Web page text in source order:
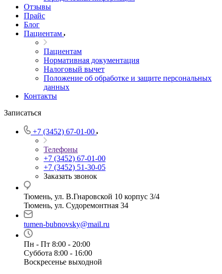
Отзывы
Прайс
Блог
Пациентам
Пациентам
Нормативная документация
Налоговый вычет
Положение об обработке и защите персональных
данных
Контакты
Записаться
+7 (3452) 67-01-00
Телефоны
+7 (3452) 67-01-00
+7 (3452) 51-30-05
Заказать звонок
Тюмень, ул. В.Гнаровской 10 корпус 3/4
Тюмень, ул. Судоремонтная 34
tumen-bubnovsky@mail.ru
Пн - Пт 8:00 - 20:00
Суббота 8:00 - 16:00
Воскресенье выходной